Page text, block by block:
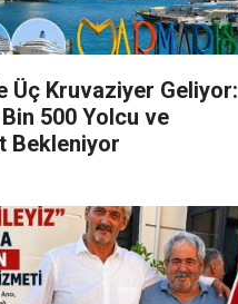
Üç Kruvaziyer Geliyor:
500 Yolcu ve
Bekleniyor